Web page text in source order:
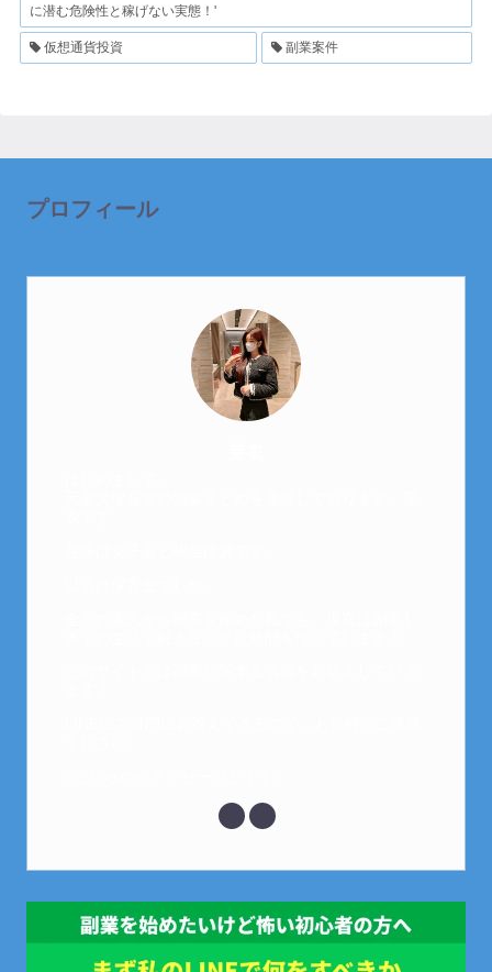
に潜む危険性と稼げない実態！'
仮想通貨投資 副業案件
プロフィール